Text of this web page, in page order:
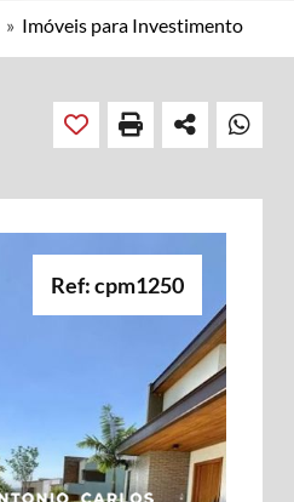
» Imóveis para Investimento
Ref: cpm1250